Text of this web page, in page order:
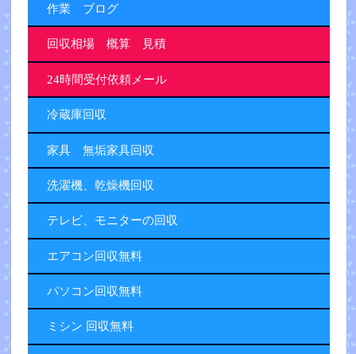
作業 ブログ
回収相場 概算 見積
24時間受付依頼メール
冷蔵庫回収
家具 無垢家具回収
洗濯機、乾燥機回収
テレビ、モニターの回収
エアコン回収無料
パソコン回収無料
ミシン 回収無料